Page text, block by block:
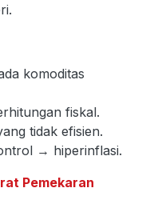
komoditas
fiskal.
tidak efisien.
→ hiperinflasi.
Pemekaran